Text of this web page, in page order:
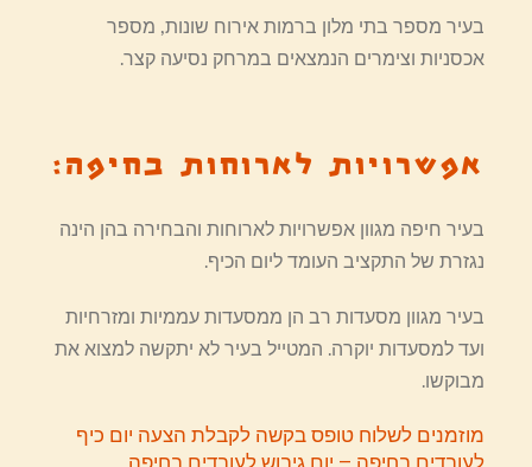
בעיר מספר בתי מלון ברמות אירוח שונות, מספר
אכסניות וצימרים הנמצאים במרחק נסיעה קצר.
אפשרויות לארוחות בחיפה:
בעיר חיפה מגוון אפשרויות לארוחות והבחירה בהן הינה
נגזרת של התקציב העומד ליום הכיף.
בעיר מגוון מסעדות רב הן ממסעדות עממיות ומזרחיות
ועד למסעדות יוקרה. המטייל בעיר לא יתקשה למצוא את
מבוקשו.
מוזמנים לשלוח טופס בקשה לקבלת הצעה יום כיף